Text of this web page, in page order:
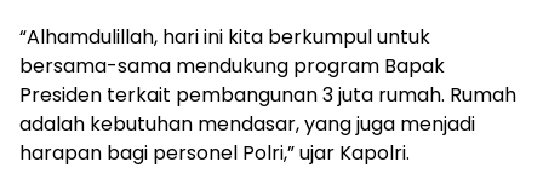
“Alhamdulillah, hari ini kita berkumpul untuk
bersama-sama mendukung program Bapak
Presiden terkait pembangunan 3 juta rumah. Rumah
adalah kebutuhan mendasar, yang juga menjadi
harapan bagi personel Polri,” ujar Kapolri.